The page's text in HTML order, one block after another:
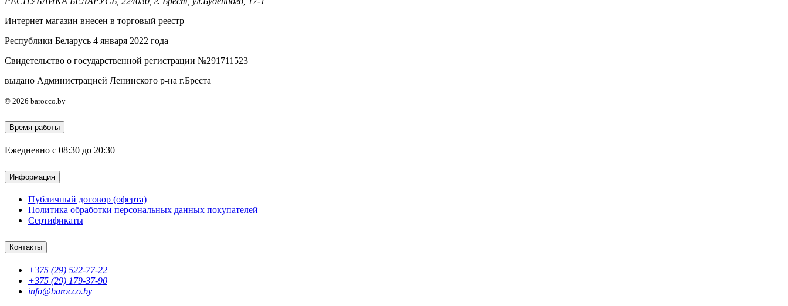
Интернет магазин внесен в торговый реестр
Республики Беларусь 4 января 2022 года
Свидетельство о государственной регистрации №291711523
выдано Администрацией Ленинского р-на г.Бреста
© 2026 barocco.by
Время работы
Ежедневно с 08:30 до 20:30
Информация
Публичный договор (оферта)
Политика обработки персональных данных покупателей
Сертификаты
Контакты
+375 (29) 522-77-22
+375 (29) 179-37-90
info@barocco.by